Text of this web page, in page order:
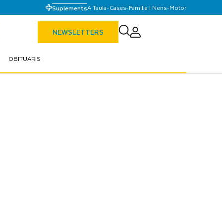
SuplementsA Taula-Cases-Familia I Nens-Motor
NEWSLETTERS
OBITUARIS